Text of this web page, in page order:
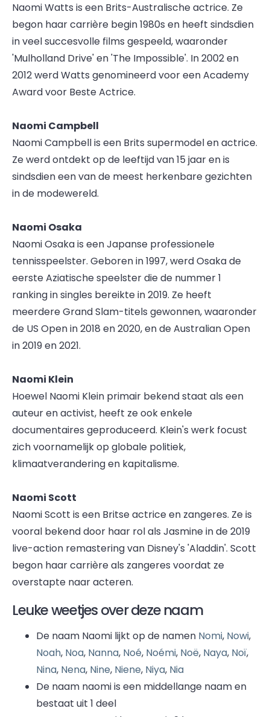
Naomi Watts is een Brits-Australische actrice. Ze
begon haar carrière begin 1980s en heeft sindsdien
in veel succesvolle films gespeeld, waaronder
'Mulholland Drive' en 'The Impossible'. In 2002 en
2012 werd Watts genomineerd voor een Academy
Award voor Beste Actrice.
Naomi Campbell
Naomi Campbell is een Brits supermodel en actrice.
Ze werd ontdekt op de leeftijd van 15 jaar en is
sindsdien een van de meest herkenbare gezichten
in de modewereld.
Naomi Osaka
Naomi Osaka is een Japanse professionele
tennisspeelster. Geboren in 1997, werd Osaka de
eerste Aziatische speelster die de nummer 1
ranking in singles bereikte in 2019. Ze heeft
meerdere Grand Slam-titels gewonnen, waaronder
de US Open in 2018 en 2020, en de Australian Open
in 2019 en 2021.
Naomi Klein
Hoewel Naomi Klein primair bekend staat als een
auteur en activist, heeft ze ook enkele
documentaires geproduceerd. Klein's werk focust
zich voornamelijk op globale politiek,
klimaatverandering en kapitalisme.
Naomi Scott
Naomi Scott is een Britse actrice en zangeres. Ze is
vooral bekend door haar rol als Jasmine in de 2019
live-action remastering van Disney's 'Aladdin'. Scott
begon haar carrière als zangeres voordat ze
overstapte naar acteren.
Leuke weetjes over deze naam
De naam Naomi lijkt op de namen Nomi, Nowi,
Noah, Noa, Nanna, Noé, Noémi, Noë, Naya, Noï,
Nina, Nena, Nine, Niene, Niya, Nia
De naam naomi is een middellange naam en
bestaat uit 1 deel